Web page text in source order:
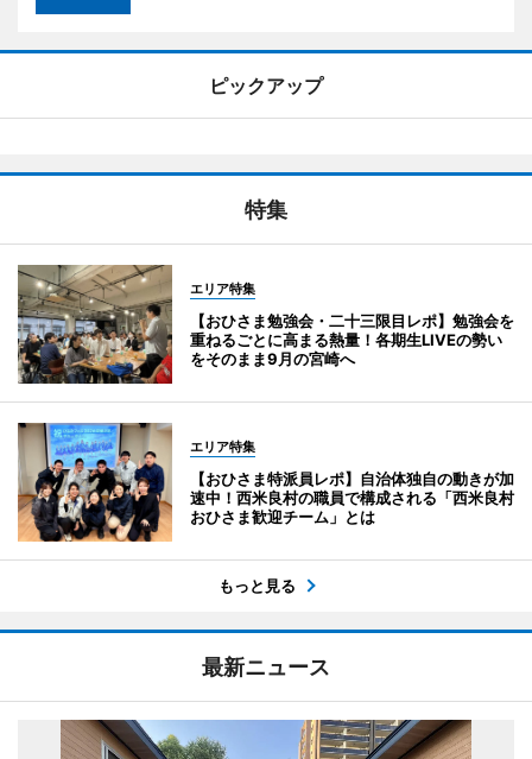
ピックアップ
特集
エリア特集
【おひさま勉強会・二十三限目レポ】勉強会を
重ねるごとに高まる熱量！各期生LIVEの勢い
をそのまま9月の宮崎へ
エリア特集
【おひさま特派員レポ】自治体独自の動きが加
速中！西米良村の職員で構成される「西米良村
おひさま歓迎チーム」とは
もっと見る
最新ニュース